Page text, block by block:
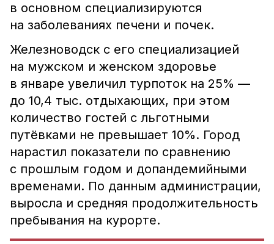
в основном специализируются
на заболеваниях печени и почек.
Железноводск с его специализацией
на мужском и женском здоровье
в январе увеличил турпоток на 25% —
до 10,4 тыс. отдыхающих, при этом
количество гостей с льготными
путёвками не превышает 10%. Город
нарастил показатели по сравнению
с прошлым годом и допандемийными
временами. По данным администрации,
выросла и средняя продолжительность
пребывания на курорте.